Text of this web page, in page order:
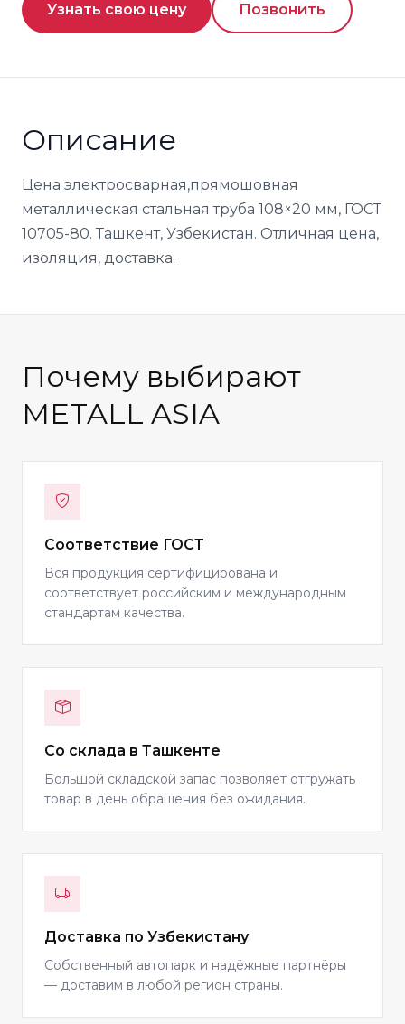
Узнать свою цену Позвонить
Описание
Цена электросварная,прямошовная
металлическая стальная труба 108×20 мм, ГОСТ
10705-80. Ташкент, Узбекистан. Отличная цена,
изоляция, доставка.
Почему выбирают
METALL ASIA
Соответствие ГОСТ
Вся продукция сертифицирована и
соответствует российским и международным
стандартам качества.
Со склада в Ташкенте
Большой складской запас позволяет отгружать
товар в день обращения без ожидания.
Доставка по Узбекистану
Собственный автопарк и надёжные партнёры
— доставим в любой регион страны.